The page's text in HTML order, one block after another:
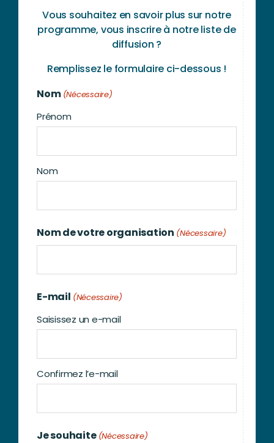
Vous souhaitez en savoir plus sur notre
programme, vous inscrire à notre liste de
diffusion ?
Remplissez le formulaire ci-dessous !
Nom (Nécessaire)
Prénom
Nom
Nom de votre organisation (Nécessaire)
E-mail (Nécessaire)
Saisissez un e-mail
Confirmez l’e-mail
Je souhaite (Nécessaire)